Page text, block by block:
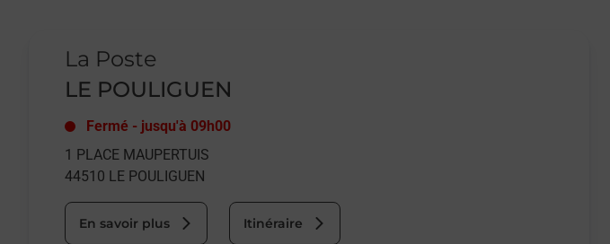
La Poste
LE POULIGUEN
Fermé - jusqu'à 09h00
1 PLACE MAUPERTUIS
44510 LE POULIGUEN
En savoir plus Itinéraire